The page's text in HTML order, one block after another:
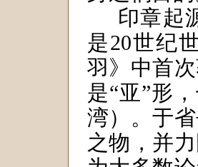
印章起
是20世纪
羽》中首
是“亚”形
湾）。于
之物，并